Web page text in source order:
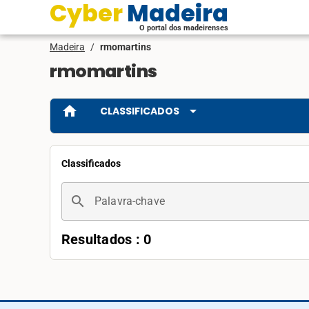
Cyber Madeira
O portal dos madeirenses
Madeira / rmomartins
rmomartins
home CLASSIFICADOS arrow_drop_down
Classificados
search Palavra-chave
Resultados : 0